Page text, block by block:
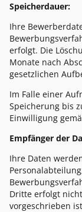
Speicherdauer:
Ihre
erfolgt. Die
Monate nach
gesetzlichen
Im Falle einer
Speicherung bis
Einwilligung
Empfänger der
Ihre Daten
Dritte erfolgt
vorgeschrieben